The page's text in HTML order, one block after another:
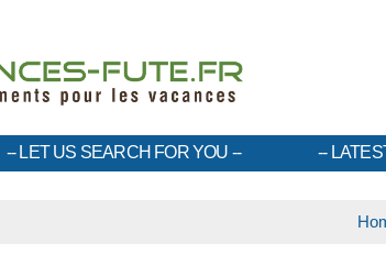
LET US SEARCH FOR YOU